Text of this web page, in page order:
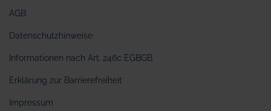
AGB
Datenschutzhinweise
Informationen nach Art. 246c EGBGB
Erklärung zur Barrierefreiheit
Impressum